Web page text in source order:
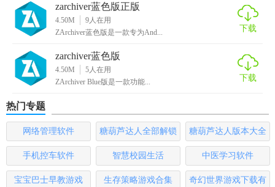
【zarchiver蓝色版本推荐】
ZArchiver蓝色版本以其强大的功能、简洁的界面和便捷的操
作方式赢得了众多用户的喜爱。无论是需要解压压缩文件还
是管理手机中的文件内容，这款软件都能提供出色的表现。
对于经常需要处理压缩文件的用户来说，ZArchiver蓝色版本
无疑是一个值得推荐的选择。
zarchiver蓝色版正版
4.50M 9 人在用
ZArchiver蓝色版是一款专为And...
下载
zarchiver蓝色版
4.50M 5 人在用
ZArchiver Blue版是一款功能...
下载
热门专题
网络管理软件
糖葫芦达人全部解锁
版
糖葫芦达人版本大全
手机控车软件 智慧校园生活 中医学习软件
宝宝巴士早教游戏 生存策略游戏合集
奇幻世界游戏下载有